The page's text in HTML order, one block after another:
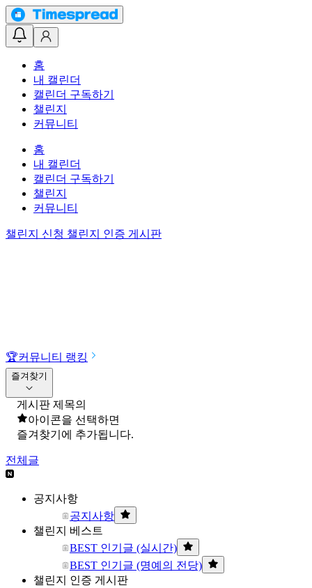
홈
내 캘린더
캘린더 구독하기
챌린지
커뮤니티
홈
내 캘린더
캘린더 구독하기
챌린지
커뮤니티
챌린지 신청 챌린지 인증 게시판
🏆커뮤니티 랭킹
즐겨찾기
게시판 제목의
아이콘을 선택하면
즐겨찾기에 추가됩니다.
전체글
공지사항
공지사항
챌린지 베스트
BEST 인기글 (실시간)
BEST 인기글 (명예의 전당)
챌린지 인증 게시판